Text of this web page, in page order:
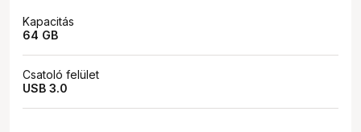
Kapacitás
64 GB
Csatoló felület
USB 3.0